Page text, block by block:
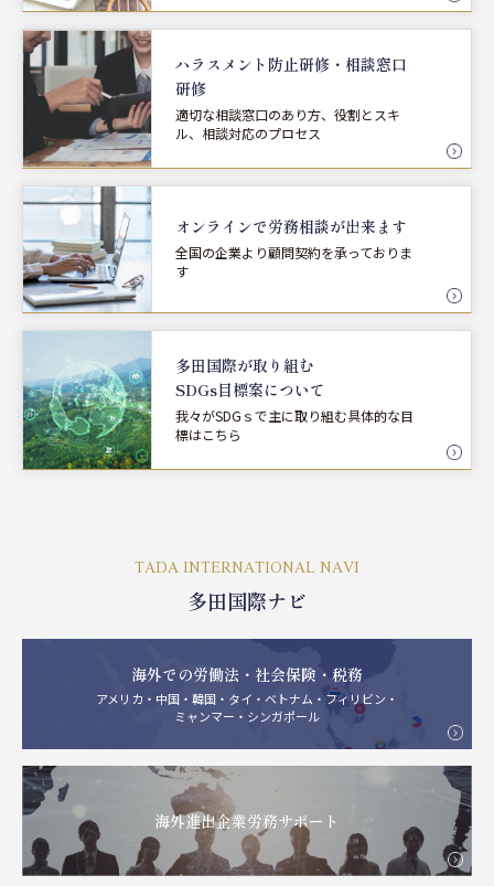
ハラスメント防止研修・ 相談窓口
研修
適切な相談窓口のあり方、役割とスキ
ル、相談対応のプロセス
オンラインで労務相談が出来ます
全国の企業より顧問契約を承っておりま
す
多田国際が取り組む
SDGs目標案について
我々がSDGｓで主に取り組む具体的な目
標はこちら
TADA INTERNATIONAL NAVI
多田国際ナビ
海外での労働法・社会保険・税務
アメリカ・中国・韓国・タイ・ベトナム・フィリビン・
ミャンマー・シンガポール
海外進出企業労務サポート